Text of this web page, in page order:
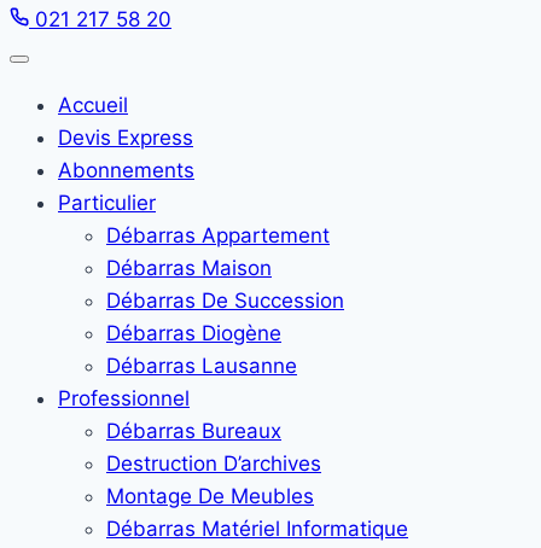
021 217 58 20
Accueil
Devis Express
Abonnements
Particulier
Débarras Appartement
Débarras Maison
Débarras De Succession
Débarras Diogène
Débarras Lausanne
Professionnel
Débarras Bureaux
Destruction D’archives
Montage De Meubles
Débarras Matériel Informatique